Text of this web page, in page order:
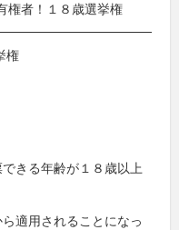
者！１８歳選挙権
権
きる年齢が１８歳以上
適用されることになっ